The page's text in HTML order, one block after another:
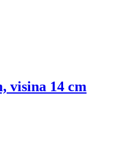
visina 14 cm